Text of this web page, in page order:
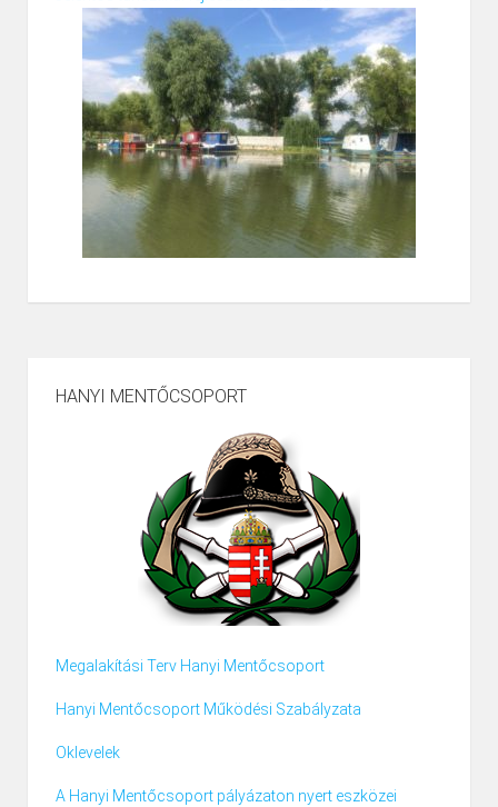
HANYI MENTŐCSOPORT
Megalakítási Terv Hanyi Mentőcsoport
Hanyi Mentőcsoport Működési Szabályzata
Oklevelek
A Hanyi Mentőcsoport pályázaton nyert eszközei